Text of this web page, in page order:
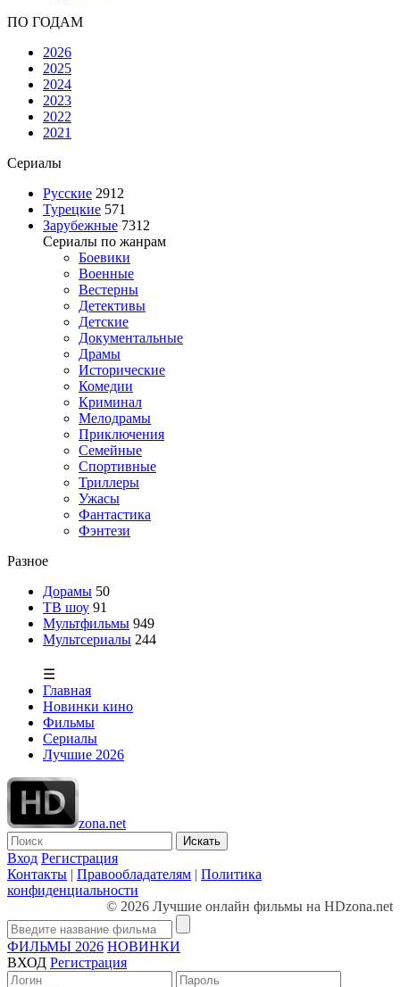
ПО ГОДАМ
2026
2025
2024
2023
2022
2021
Сериалы
Русские 2912
Турецкие 571
Зарубежные 7312
Сериалы по жанрам
Боевики
Военные
Вестерны
Детективы
Детские
Документальные
Драмы
Исторические
Комедии
Криминал
Мелодрамы
Приключения
Семейные
Спортивные
Триллеры
Ужасы
Фантастика
Фэнтези
Разное
Дорамы 50
ТВ шоу 91
Мультфильмы 949
Мультсериалы 244
☰
Главная
Новинки кино
Фильмы
Сериалы
Лучшие 2026
zona.net
Искать
Вход Регистрация
Контакты | Правообладателям | Политика
конфиденциальности
© 2026 Лучшие онлайн фильмы на HDzona.net
ФИЛЬМЫ 2026 НОВИНКИ
ВХОД Регистрация